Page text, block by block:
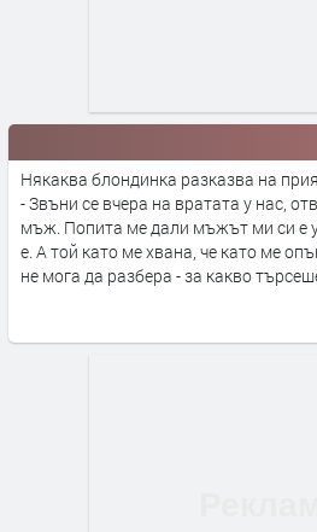
Някаква блондинка разказва на
- Звъни се вчера на вратата у нас,
мъж. Попита ме дали мъжът ми си е
е. А той като ме хвана, че като ме
не мога да разбера - за какво